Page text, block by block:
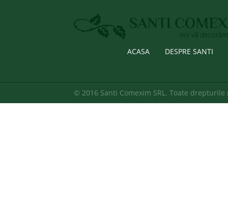
ACASA DESPRE SANTI
© 2016 Santi Comexim SRL. Toate drepturile